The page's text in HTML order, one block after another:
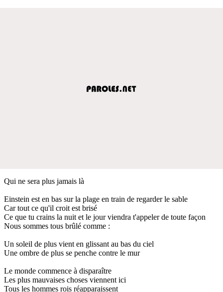
Qui ne sera plus jamais là
Einstein est en bas sur la plage en train de regarder le sable
Car tout ce qu'il croit est brisé
Ce que tu crains la nuit et le jour viendra t'appeler de toute façon
Nous sommes tous brûlé comme :
Un soleil de plus vient en glissant au bas du ciel
Une ombre de plus se penche contre le mur
Le monde commence à disparaître
Les plus mauvaises choses viennent ici
Tous les hommes rois réapparaissent